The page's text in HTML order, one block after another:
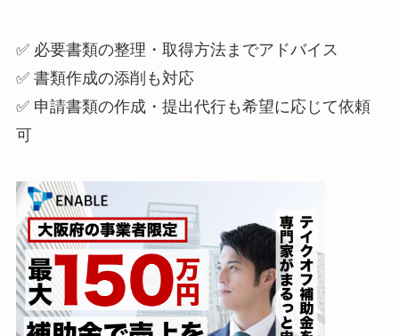
✅ 必要書類の整理・取得方法までアドバイス
✅ 書類作成の添削も対応
✅ 申請書類の作成・提出代行も希望に応じて依頼
可